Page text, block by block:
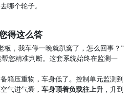
哪个轮子。
得这么答
板，我车停一晚就趴窝了，怎么回事？ ”
您精准判断。这套系统始终在监测一
备箱压重物，车身低了。控制单元监测到
气进气囊， 车身顶着负载往上升 ，升到